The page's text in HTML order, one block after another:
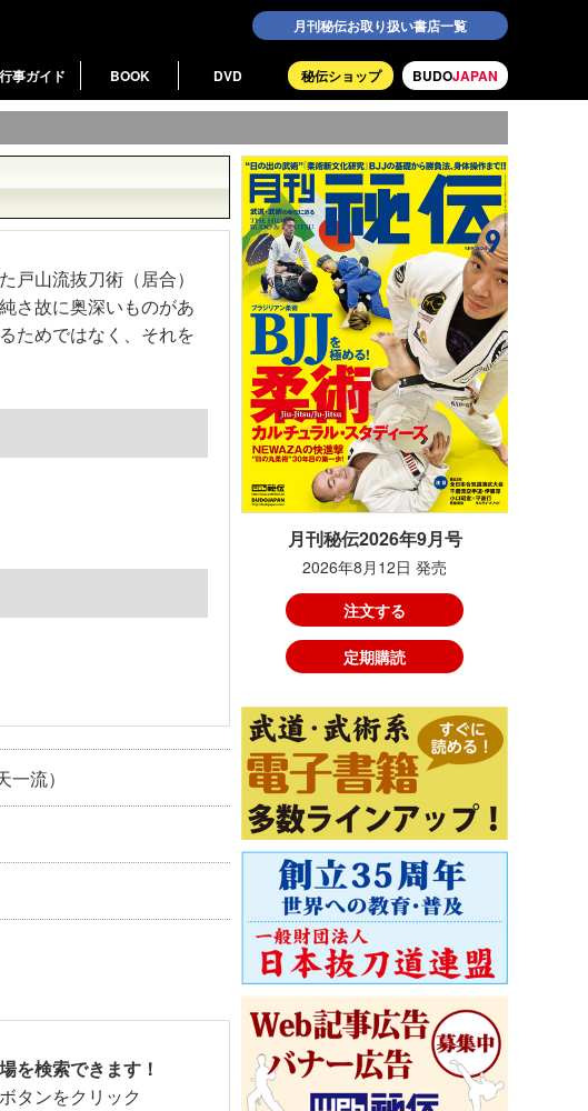
月刊秘伝お取り扱い書店一覧
BUDOJAPAN
秘伝ショップ
行事ガイド BOOK DVD
戸山流抜刀術（居合）
さ故に奥深いものがあ
ためではなく、それを
流）
を検索できます！
タンをクリック
月刊秘伝2026年9月号
2026年8月12日 発売
注文する
定期購読